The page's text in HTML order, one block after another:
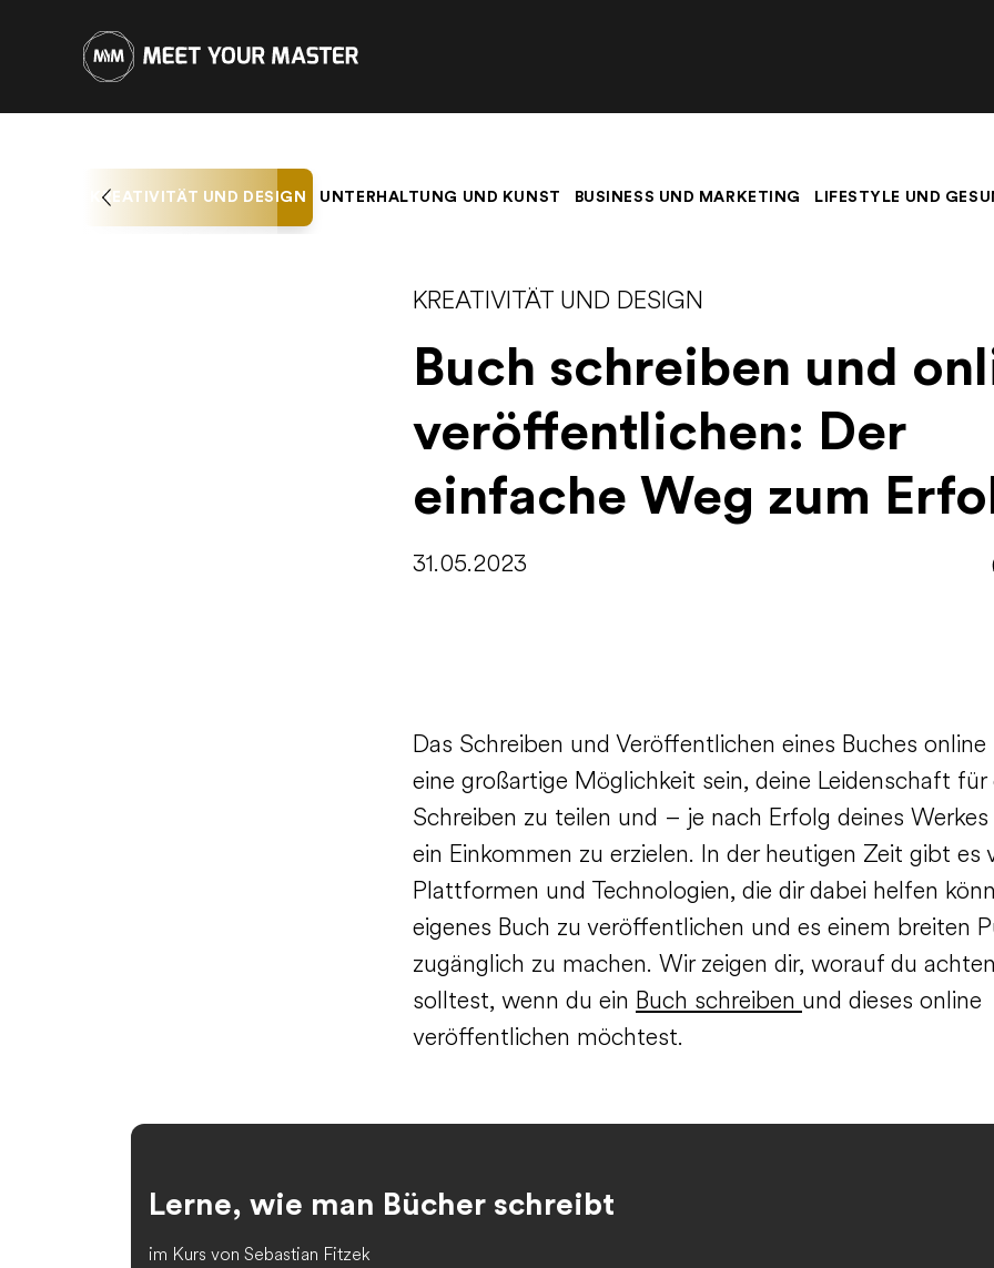
KREATIVITÄT UND DESIGN UNTERHALTUNG UND KUNST BUSINESS UND MARKETING LIFESTYLE UND
KREATIVITÄT UND DESIGN
Buch schreiben und
veröffentlichen: Der
einfache Weg zum
31.05.2023
Das Schreiben und Veröffentlichen eines Buches online
eine großartige Möglichkeit sein, deine Leidenschaft für
Schreiben zu teilen und – je nach Erfolg deines
ein Einkommen zu erzielen. In der heutigen Zeit gibt es
Plattformen und Technologien, die dir dabei helfen
eigenes Buch zu veröffentlichen und es einem breiten
zugänglich zu machen. Wir zeigen dir, worauf du
solltest, wenn du ein Buch schreiben und dieses online
veröffentlichen möchtest.
Lerne, wie man Bücher schreibt
im Kurs von Sebastian Fitzek